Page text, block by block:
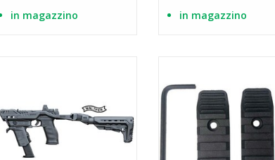
in magazzino in magazzino
con SLX, MGX, SBX e FBX
AGGIUNGI AL CARRELLO
AGGIUNGI AL CARRELLO